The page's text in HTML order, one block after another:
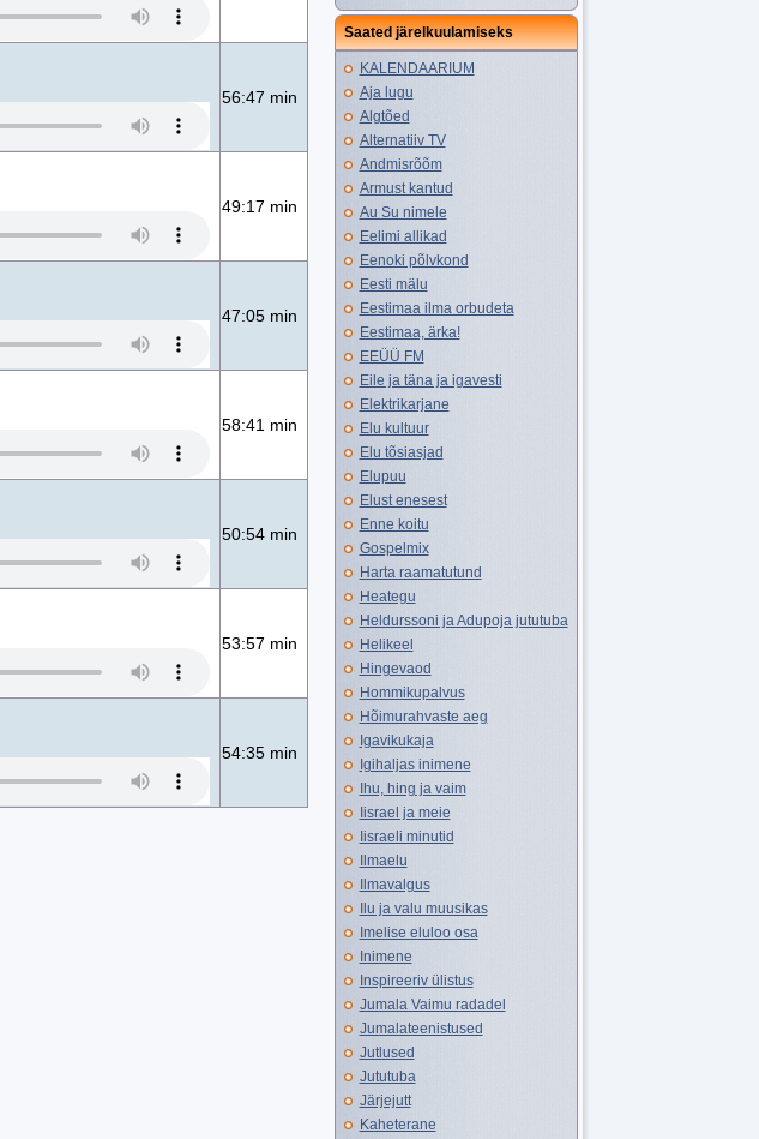
56:47 min
49:17 min
47:05 min
58:41 min
50:54 min
53:57 min
54:35 min
Saated järelkuulamiseks
KALENDAARIUM
Aja lugu
Algtõed
Alternatiiv TV
Andmisrõõm
Armust kantud
Au Su nimele
Eelimi allikad
Eenoki põlvkond
Eesti mälu
Eestimaa ilma orbudeta
Eestimaa, ärka!
EEÜÜ FM
Eile ja täna ja igavesti
Elektrikarjane
Elu kultuur
Elu tõsiasjad
Elupuu
Elust enesest
Enne koitu
Gospelmix
Harta raamatutund
Heategu
Heldurssoni ja Adupoja jututuba
Helikeel
Hingevaod
Hommikupalvus
Hõimurahvaste aeg
Igavikukaja
Igihaljas inimene
Ihu, hing ja vaim
Iisrael ja meie
Iisraeli minutid
Ilmaelu
Ilmavalgus
Ilu ja valu muusikas
Imelise eluloo osa
Inimene
Inspireeriv ülistus
Jumala Vaimu radadel
Jumalateenistused
Jutlused
Jututuba
Järjejutt
Kaheterane